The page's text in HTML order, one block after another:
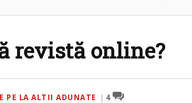
revistă online?
PE LA ALTII ADUNATE 4